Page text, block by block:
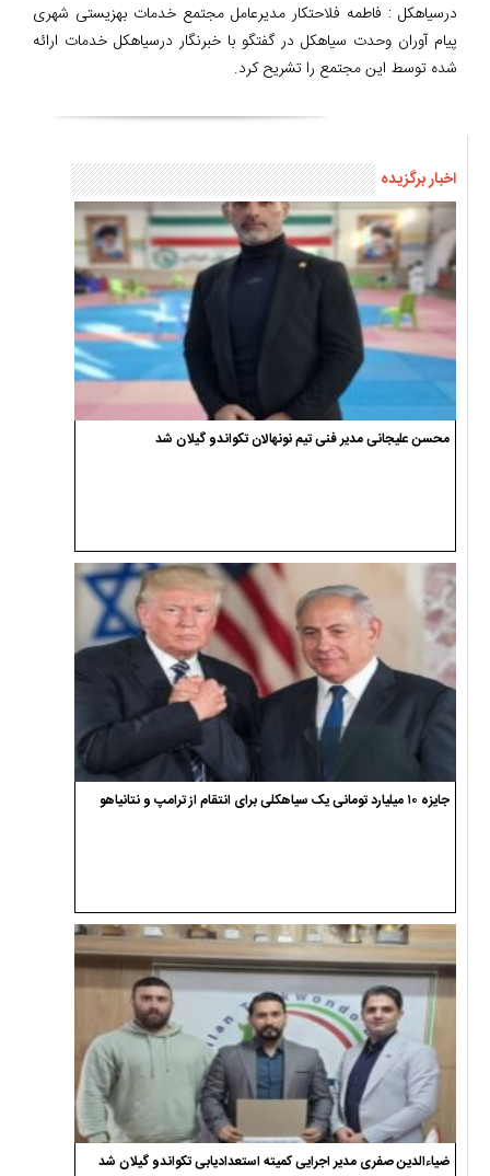
درسیاهکل : فاطمه فلاحتکار مدیرعامل مجتمع خدمات بهزیستی شهری
پيام آوران وحدت سياهكل در گفتگو با خبرنگار درسیاهکل خدمات ارائه
شده توسط این مجتمع را تشریح کرد.
اخبار برگزیده
محسن علیجانی مدیر فنی تیم نونهالان تکواندو گیلان شد
جایزه ۱۰ میلیارد تومانی یک سیاهکلی برای انتقام از ترامپ و نتانیاهو
ضیاءالدین صفری مدیر اجرایی کمیته استعدادیابی تکواندو گیلان شد